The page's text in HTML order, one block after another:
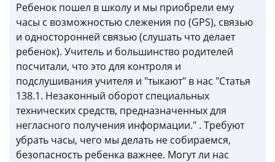
Ребенок пошел в школу и мы приобрели ему
часы с возможностью слежения по (GPS), связью
и односторонней связью (слушать что делает
ребенок). Учитель и большинство родителей
посчитали, что это для контроля и
подслушивания учителя и "тыкают" в нас "Статья
138.1. Незаконный оборот специальных
технических средств, предназначенных для
негласного получения информации." . Требуют
убрать часы, чего мы делать не собираемся,
безопасность ребенка важнее. Могут ли нас